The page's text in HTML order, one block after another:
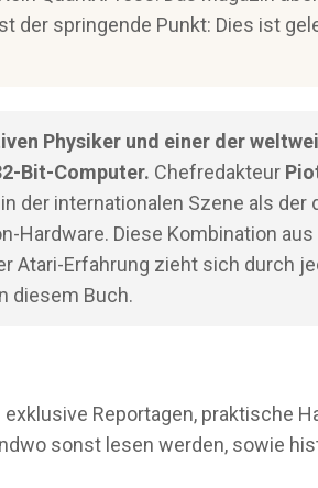
der springende Punkt: Dies ist
Physiker und einer der
Bit-Computer. Chefredakteur
der internationalen Szene als
Hardware. Diese Kombination
Atari-Erfahrung zieht sich durch
diesem Buch.
Reportagen, praktische
sonst lesen werden, sowie